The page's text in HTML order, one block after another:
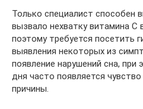
Только специалист способен
вызвало нехватку витамина С
поэтому требуется посетить
выявления некоторых из
появление нарушений сна, при
дня часто появляется
причины.